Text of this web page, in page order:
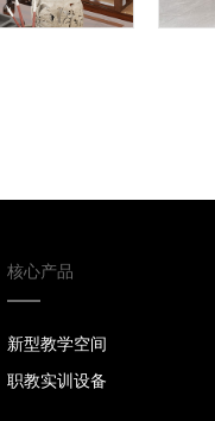
核心产品
新型教学空间
职教实训设备